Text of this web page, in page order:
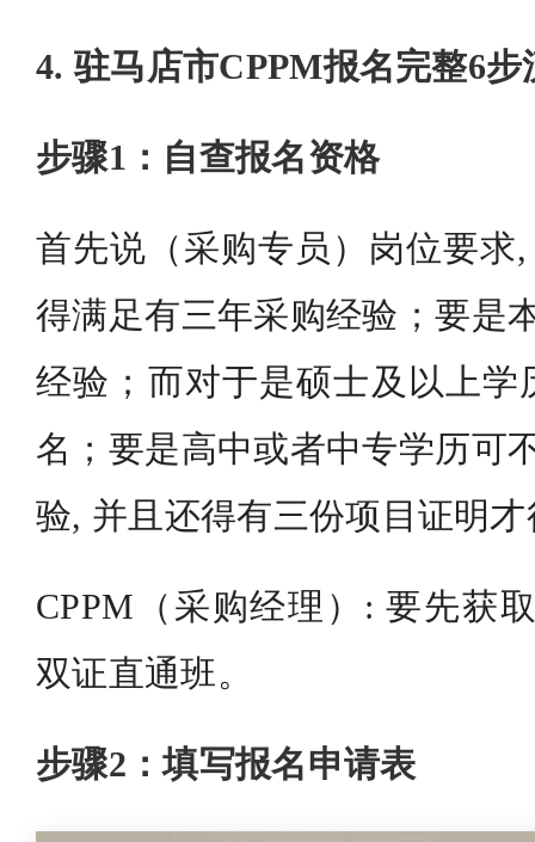
4. 驻马店市CPPM报名完整6步
步骤1：自查报名资格
首先说（采购专员）岗位要求
得满足有三年采购经验；要是
经验；而对于是硕士及以上学
名；要是高中或者中专学历可
验, 并且还得有三份项目证明才
CPPM（采购经理）: 要先获
双证直通班。
步骤2：填写报名申请表